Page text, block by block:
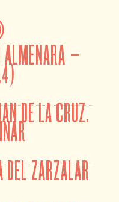
–
DE LA CRUZ.
ZARZALAR